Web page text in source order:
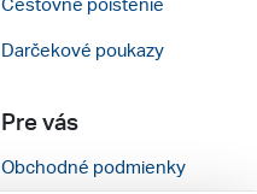
Darčekové poukazy
Pre vás
Obchodné podmienky